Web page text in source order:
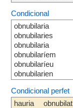
Condicional
obnubilaria
obnubilaries
obnubilaria
obnubilaríem
obnubilaríeu
obnubilarien
Condicional perfet
hauria
obnubilat